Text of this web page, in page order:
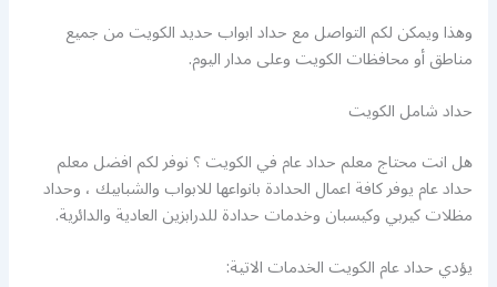
وهذا ويمكن لكم التواصل مع حداد ابواب حديد الكويت من جميع
مناطق أو محافظات الكويت وعلى مدار اليوم.
حداد شامل الكويت
هل انت محتاج معلم حداد عام في الكويت ؟ نوفر لكم افضل معلم
حداد عام يوفر كافة اعمال الحدادة بانواعها للابواب والشبابيك ، وحداد
مظلات كيربي وكيسبان وخدمات حدادة للدرابزين العادية والدائرية.
يؤدي حداد عام الكويت الخدمات الاتية: